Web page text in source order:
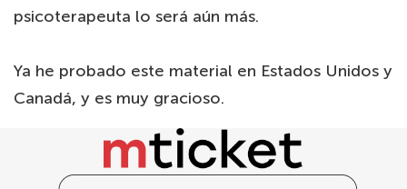
psicoterapeuta lo será aún más.
Ya he probado este material en Estados Unidos y
Canadá, y es muy gracioso.